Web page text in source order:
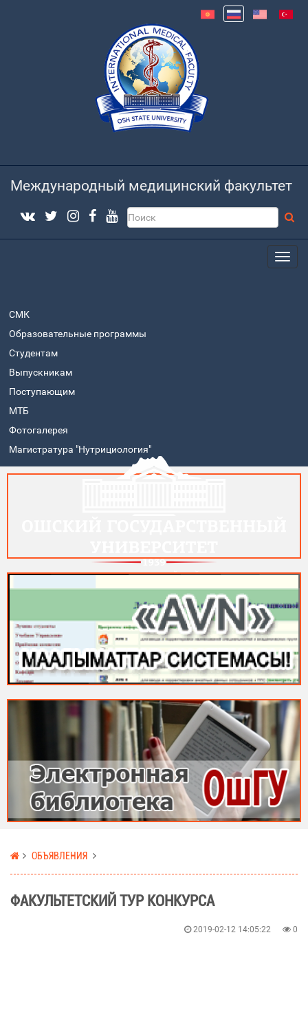
Международный медицинский факультет
СМК
Образовательные программы
Студентам
Выпускникам
Поступающим
МТБ
Фотогалерея
Магистратура "Нутрициология"
ОБЪЯВЛЕНИЯ
ФАКУЛЬТЕТСКИЙ ТУР КОНКУРСА
2019-02-12 14:05:22 0